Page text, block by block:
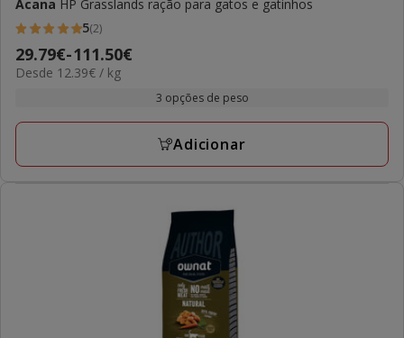
Acana HP Grasslands ração para gatos e gatinhos
5
estrelas
com
avaliações
5(2)
Preço
de
a
29.79€-111.50€
12.39€
Desde 12.39€ / kg
3 opções de peso
Adicionar